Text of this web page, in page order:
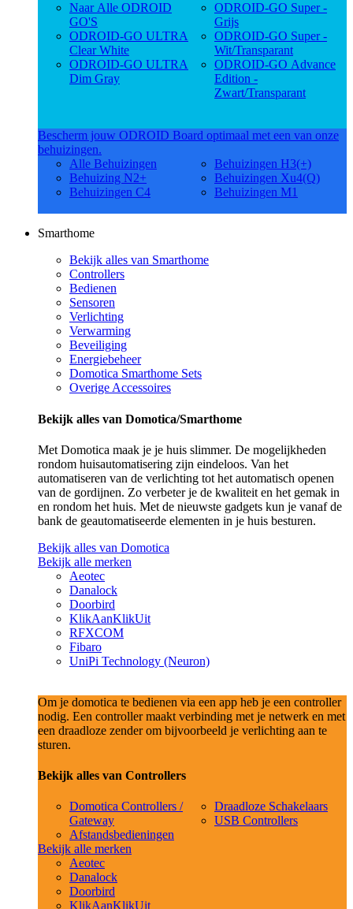
Naar Alle ODROID
GO'S
ODROID-GO ULTRA
Clear White
ODROID-GO ULTRA
Dim Gray
ODROID-GO Super -
Grijs
ODROID-GO Super -
Wit/Transparant
ODROID-GO Advance
Edition -
Zwart/Transparant
Bescherm jouw ODROID Board optimaal met een van onze
behuizingen.
Alle Behuizingen
Behuizing N2+
Behuizingen C4
Behuizingen H3(+)
Behuizingen Xu4(Q)
Behuizingen M1
Smarthome
Bekijk alles van Smarthome
Controllers
Bedienen
Sensoren
Verlichting
Verwarming
Beveiliging
Energiebeheer
Domotica Smarthome Sets
Overige Accessoires
Bekijk alles van Domotica/Smarthome
Met Domotica maak je je huis slimmer. De mogelijkheden
rondom huisautomatisering zijn eindeloos. Van het
automatiseren van de verlichting tot het automatisch openen
van de gordijnen. Zo verbeter je de kwaliteit en het gemak in
en rondom het huis. Met de nieuwste gadgets kun je vanaf de
bank de geautomatiseerde elementen in je huis besturen.
Bekijk alles van Domotica
Bekijk alle merken
Aeotec
Danalock
Doorbird
KlikAanKlikUit
RFXCOM
Fibaro
UniPi Technology (Neuron)
Om je domotica te bedienen via een app heb je een controller
nodig. Een controller maakt verbinding met je netwerk en met
een draadloze zender om bijvoorbeeld je verlichting aan te
sturen.
Bekijk alles van Controllers
Domotica Controllers /
Gateway
Afstandsbedieningen
Draadloze Schakelaars
USB Controllers
Bekijk alle merken
Aeotec
Danalock
Doorbird
KlikAanKlikUit